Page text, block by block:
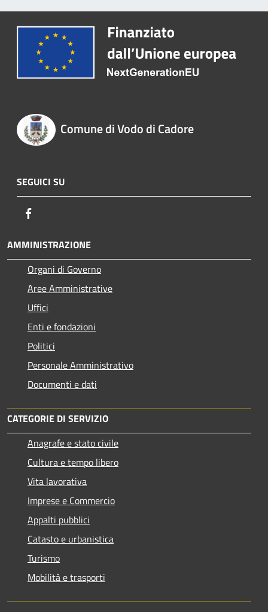
Comune di Vodo di Cadore
SEGUICI SU
AMMINISTRAZIONE
Organi di Governo
Aree Amministrative
Uffici
Enti e fondazioni
Politici
Personale Amministrativo
Documenti e dati
CATEGORIE DI SERVIZIO
Anagrafe e stato civile
Cultura e tempo libero
Vita lavorativa
Imprese e Commercio
Appalti pubblici
Catasto e urbanistica
Turismo
Mobilità e trasporti